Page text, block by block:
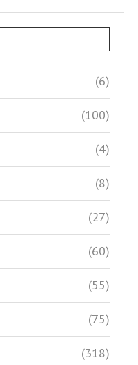
(6)
(100)
(4)
(8)
(27)
(60)
(55)
(75)
(318)